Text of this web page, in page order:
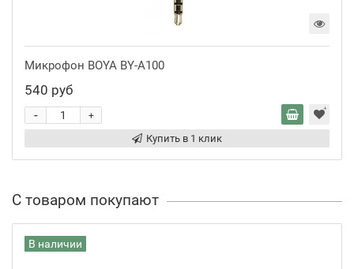
Микрофон BOYA BY-A100
540 руб
+
-
Купить в 1 клик
С товаром покупают
В наличии